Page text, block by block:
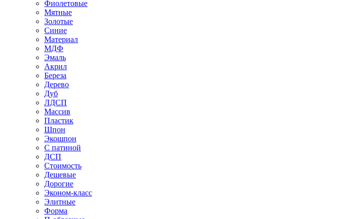
Фиолетовые
Мятные
Золотые
Синие
Материал
МДФ
Эмаль
Акрил
Береза
Дерево
Дуб
ЛДСП
Массив
Пластик
Шпон
Экошпон
С патиной
ДСП
Стоимость
Дешевые
Дорогие
Эконом-класс
Элитные
Форма